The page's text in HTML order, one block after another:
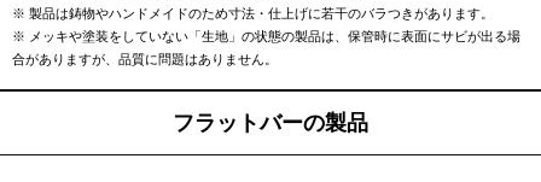
※ 製品は鋳物やハンドメイドのため寸法・仕上げに若干のバラつきがあります。
※ メッキや塗装をしていない「生地」の状態の製品は、保管時に表面にサビが出る場
合がありますが、品質に問題はありません。
フラットバーの製品